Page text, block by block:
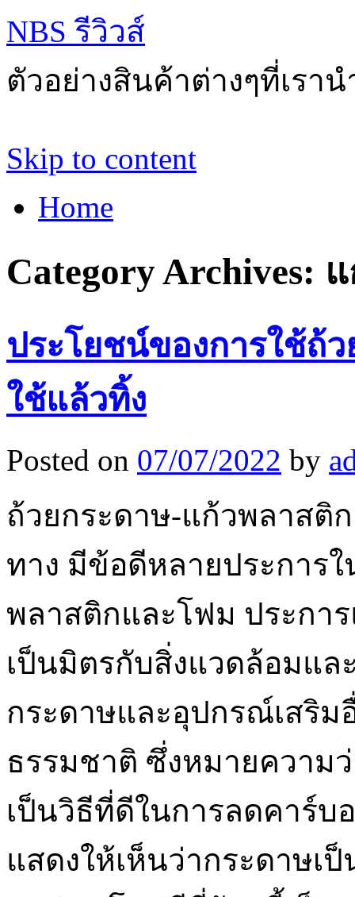
NBS รีวิวส์
ตัวอย่างสินค้าต่างๆที่เรา
Skip to content
Home
Category Archives:
ประโยชน์ของการใช้ถ้
ใช้แล้วทิ้ง
Posted on 07/07/2022 by
ถ้วยกระดาษ-แก้วพลาสติก
ทาง มีข้อดีหลายประการ
พลาสติกและโฟม ประกา
เป็นมิตรกับสิ่งแวดล้อมแ
กระดาษและอุปกรณ์เสริ
ธรรมชาติ ซึ่งหมายความ
เป็นวิธีที่ดีในการลดคาร์
แสดงให้เห็นว่ากระดาษเ